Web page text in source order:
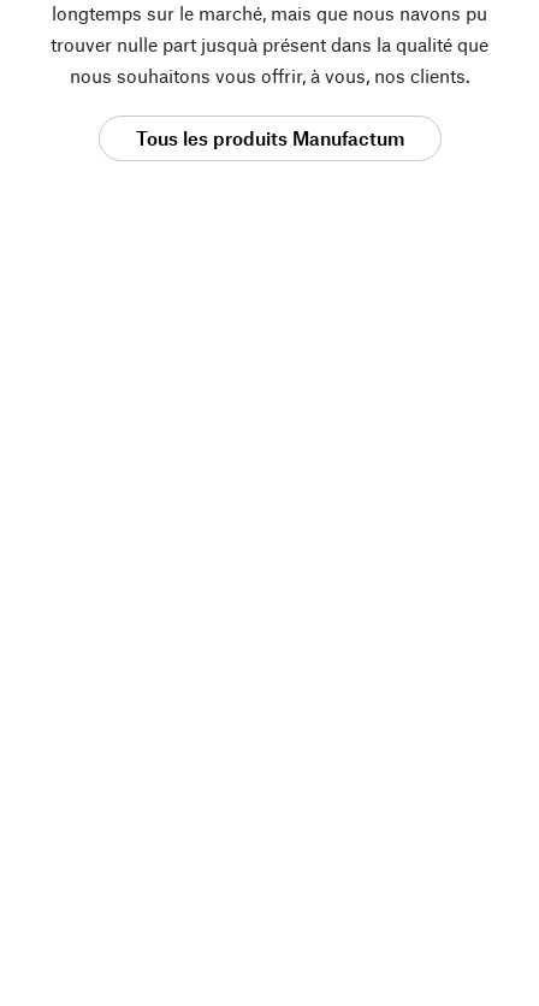
longtemps sur le marché, mais que nous navons pu
trouver nulle part jusquà présent dans la qualité que
nous souhaitons vous offrir, à vous, nos clients.
Tous les produits Manufactum